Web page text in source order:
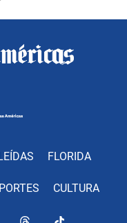
FLORIDA
CULTURA